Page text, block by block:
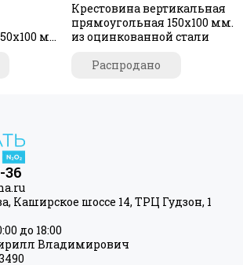
мм.
Крестовина вертикальная
прямоугольная 150х100 мм.
из оцинкованной стали
Распродано
36
Каширское шоссе 14, ТРЦ Гудзон, 1
до 18:00
Владимирович